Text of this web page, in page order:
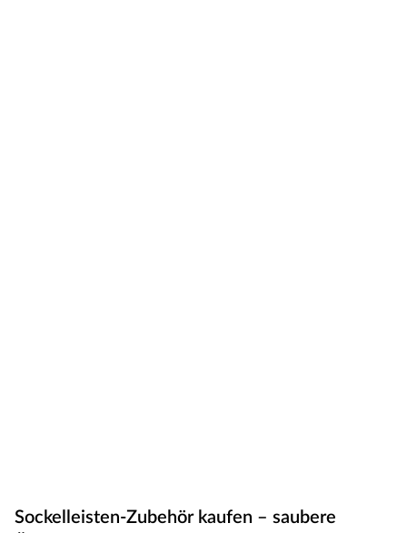
Sockelleisten-Zubehör kaufen – saubere